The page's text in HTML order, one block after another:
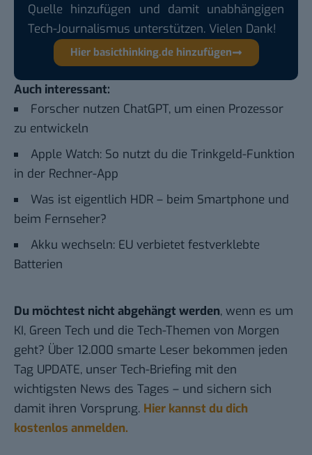
Quelle hinzufügen und damit unabhängigen
Tech-Journalismus unterstützen. Vielen Dank!
Hier basicthinking.de hinzufügen
Auch interessant:
Forscher nutzen ChatGPT, um einen Prozessor
zu entwickeln
Apple Watch: So nutzt du die Trinkgeld-Funktion
in der Rechner-App
Was ist eigentlich HDR – beim Smartphone und
beim Fernseher?
Akku wechseln: EU verbietet festverklebte
Batterien
Du möchtest nicht abgehängt werden, wenn es um
KI, Green Tech und die Tech-Themen von Morgen
geht? Über 12.000 smarte Leser bekommen jeden
Tag UPDATE, unser Tech-Briefing mit den
wichtigsten News des Tages – und sichern sich
damit ihren Vorsprung. Hier kannst du dich
kostenlos anmelden.